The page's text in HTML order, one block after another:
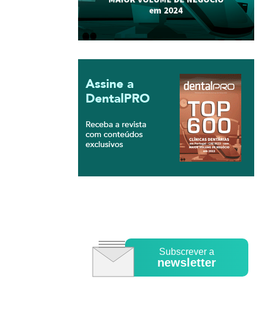
Subscrever a
newsletter